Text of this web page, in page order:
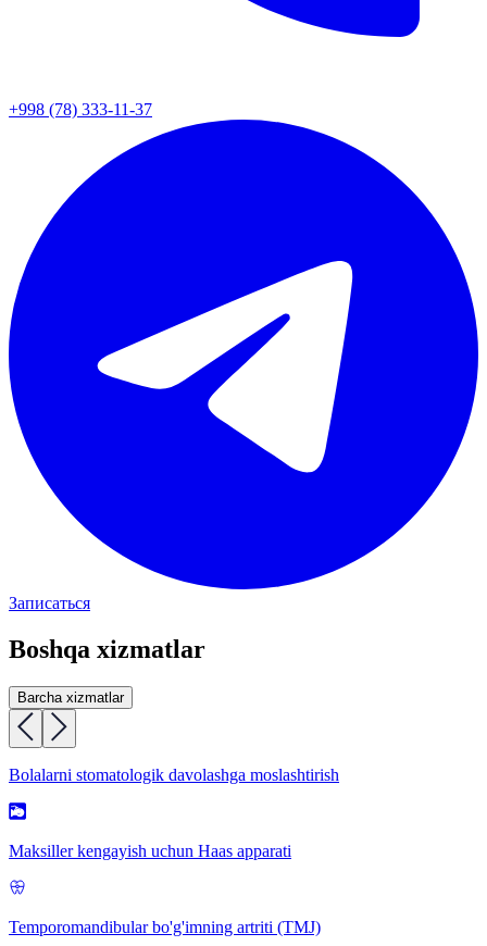
+998 (78) 333-11-37
Записаться
Boshqa xizmatlar
Barcha xizmatlar
Bolalarni stomatologik davolashga moslashtirish
Maksiller kengayish uchun Haas apparati
Temporomandibular bo'g'imning artriti (TMJ)